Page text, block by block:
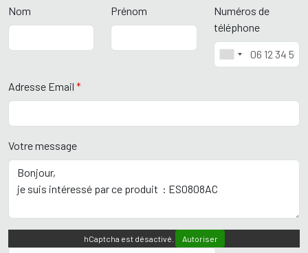
Nom Prénom
Numéros de
téléphone
Adresse Email *
Votre message
hCaptcha est désactivé. Autoriser